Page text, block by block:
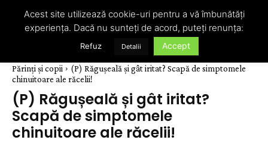
Părinți și copii
(P) Răgușeală și gât iritat? Scapă de simptomele
chinuitoare ale răcelii!
(P) Răgușeală și gât iritat?
Scapă de simptomele
chinuitoare ale răcelii!
Acest site utilizează cookie-uri pentru a vă îmbunătăți
experiența. Dacă nu sunteți de acord, puteți renunța:
Refuz Detalii Accept